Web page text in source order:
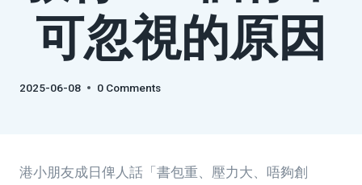
可忽視的原因
2025-06-08 0 Comments
港小朋友成日俾人話「書包重、壓力大、唔夠創